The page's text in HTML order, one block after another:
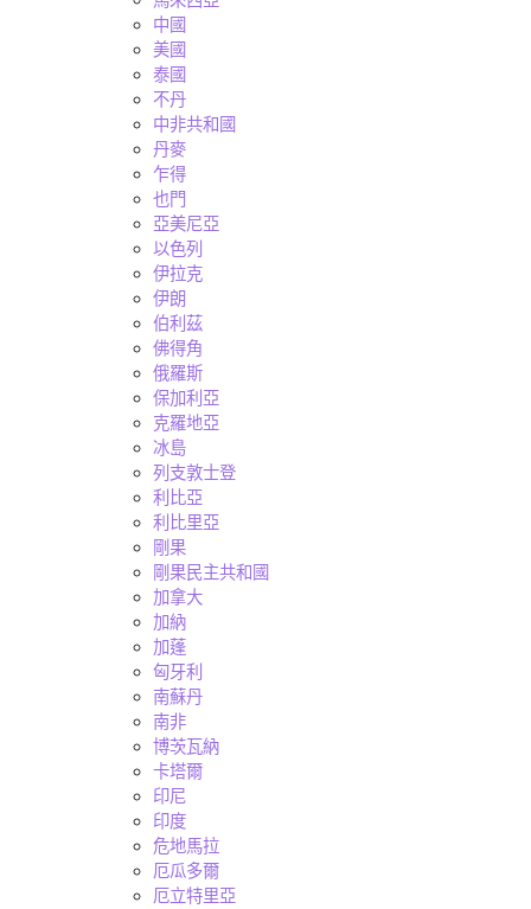
中國
美國
泰國
不丹
中非共和國
丹麥
乍得
也門
亞美尼亞
以色列
伊拉克
伊朗
伯利茲
佛得角
俄羅斯
保加利亞
克羅地亞
冰島
列支敦士登
利比亞
利比里亞
剛果
剛果民主共和國
加拿大
加納
加蓬
匈牙利
南蘇丹
南非
博茨瓦納
卡塔爾
印尼
印度
危地馬拉
厄瓜多爾
厄立特里亞